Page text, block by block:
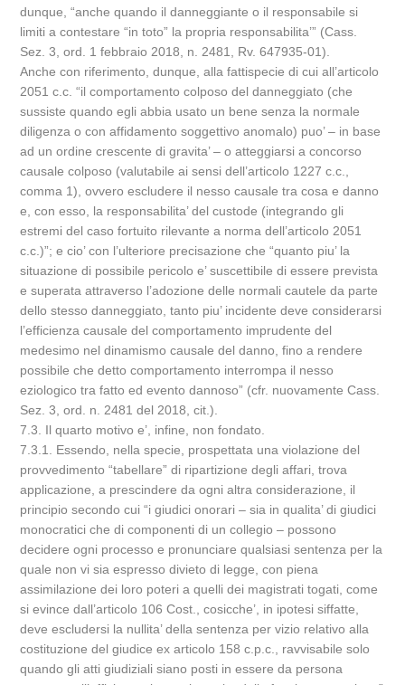
dunque, “anche quando il danneggiante o il responsabile si
limiti a contestare “in toto” la propria responsabilita’” (Cass.
Sez. 3, ord. 1 febbraio 2018, n. 2481, Rv. 647935-01).
Anche con riferimento, dunque, alla fattispecie di cui all’articolo
2051 c.c. “il comportamento colposo del danneggiato (che
sussiste quando egli abbia usato un bene senza la normale
diligenza o con affidamento soggettivo anomalo) puo’ – in base
ad un ordine crescente di gravita’ – o atteggiarsi a concorso
causale colposo (valutabile ai sensi dell’articolo 1227 c.c.,
comma 1), ovvero escludere il nesso causale tra cosa e danno
e, con esso, la responsabilita’ del custode (integrando gli
estremi del caso fortuito rilevante a norma dell’articolo 2051
c.c.)”; e cio’ con l’ulteriore precisazione che “quanto piu’ la
situazione di possibile pericolo e’ suscettibile di essere prevista
e superata attraverso l’adozione delle normali cautele da parte
dello stesso danneggiato, tanto piu’ incidente deve considerarsi
l’efficienza causale del comportamento imprudente del
medesimo nel dinamismo causale del danno, fino a rendere
possibile che detto comportamento interrompa il nesso
eziologico tra fatto ed evento dannoso” (cfr. nuovamente Cass.
Sez. 3, ord. n. 2481 del 2018, cit.).
7.3. Il quarto motivo e’, infine, non fondato.
7.3.1. Essendo, nella specie, prospettata una violazione del
provvedimento “tabellare” di ripartizione degli affari, trova
applicazione, a prescindere da ogni altra considerazione, il
principio secondo cui “i giudici onorari – sia in qualita’ di giudici
monocratici che di componenti di un collegio – possono
decidere ogni processo e pronunciare qualsiasi sentenza per la
quale non vi sia espresso divieto di legge, con piena
assimilazione dei loro poteri a quelli dei magistrati togati, come
si evince dall’articolo 106 Cost., cosicche’, in ipotesi siffatte,
deve escludersi la nullita’ della sentenza per vizio relativo alla
costituzione del giudice ex articolo 158 c.p.c., ravvisabile solo
quando gli atti giudiziali siano posti in essere da persona